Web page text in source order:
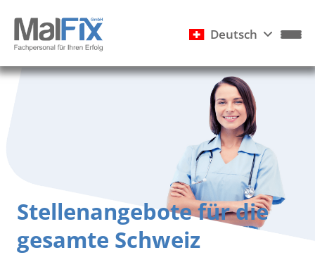
Deutsch
Stellenangebote für die
gesamte Schweiz